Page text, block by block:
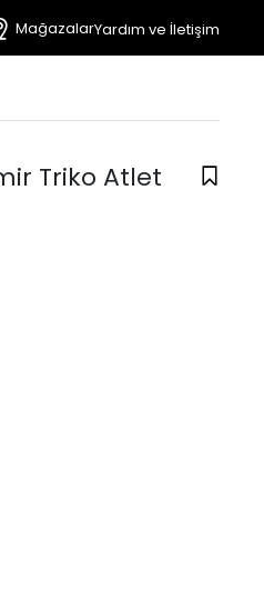
MağazalarYardım ve İletişim
Triko Atlet